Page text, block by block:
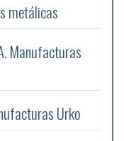
metálicas
Manufacturas
Urko